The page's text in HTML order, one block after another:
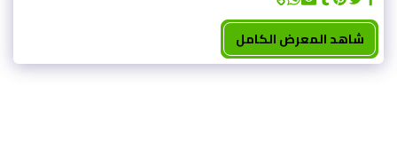
شاهد المعرض الكامل